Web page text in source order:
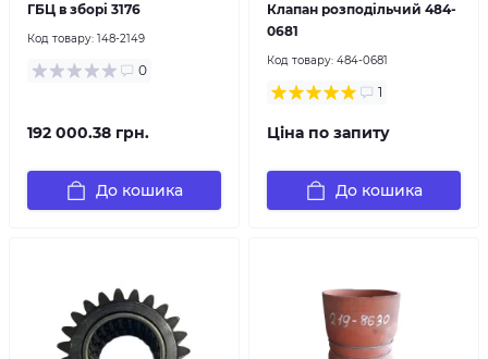
ГБЦ в зборі 3176
Код товару: 148-2149
0
192 000.38 грн.
До кошика
Клапан розподільчий 484-
0681
Код товару: 484-0681
1
Ціна по запиту
До кошика